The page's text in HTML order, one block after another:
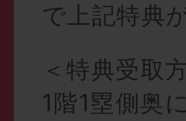
で上記特典
＜特典受取
1階1塁側奥